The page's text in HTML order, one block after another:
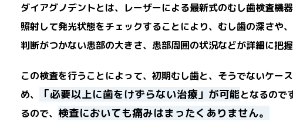
ダイアグノデントとは、レーザーによる最新式のむし歯検査機
照射して発光状態をチェックすることにより、むし歯の深さや
判断がつかない患部の大きさ、患部周囲の状況などが詳細に把握
この検査を行うことによって、初期むし歯と、そうでないケー
め、
「必要以上に歯をけずらない治療」が可能となるので
るので、 検査においても痛みはまったくありません。